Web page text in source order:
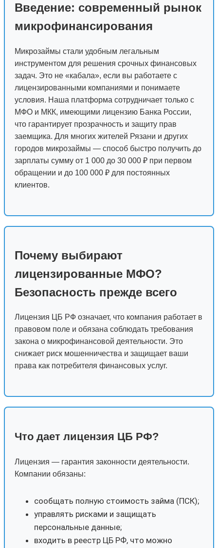
Введение: современный рынок
микрофинансирования
Микрозаймы стали удобным легальным
инструментом для решения срочных финансовых
задач. Это не «кабала», если вы работаете с
лицензированными компаниями и понимаете
условия. Наша платформа сотрудничает только с
МФО и МКК, имеющими лицензию Банка России,
что гарантирует прозрачность и защиту прав
заемщика. Для многих жителей Рязани и других
городов микрозаймы — способ быстро получить до
зарплаты сумму от 1 000 до 30 000 ₽ при первом
обращении и до 100 000 ₽ для постоянных
клиентов.
Почему выбирают
лицензированные МФО?
Безопасность прежде всего
Лицензия ЦБ РФ означает, что компания работает в
правовом поле и обязана соблюдать требования
закона о микрофинансовой деятельности. Это
снижает риск мошенничества и защищает ваши
права как потребителя финансовых услуг.
Что дает лицензия ЦБ РФ?
Лицензия — гарантия законности деятельности.
Компании обязаны:
сообщать полную стоимость займа (ПСК);
управлять рисками и защищать
персональные данные;
входить в реестр ЦБ РФ, что можно